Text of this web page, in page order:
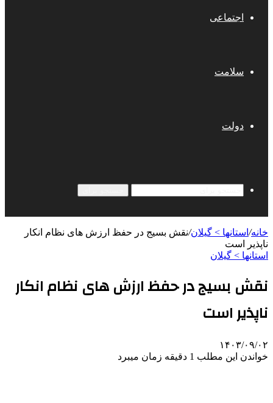
اجتماعی
سلامت
دولت
خانه/ استانها > گیلان/نقش بسیج در حفظ ارزش های نظام انکار
ناپذیر است
استانها > گیلان
نقش بسیج در حفظ ارزش های نظام انکار
ناپذیر است
۱۴۰۳/۰۹/۰۲
خواندن این مطلب 1 دقیقه زمان میبرد